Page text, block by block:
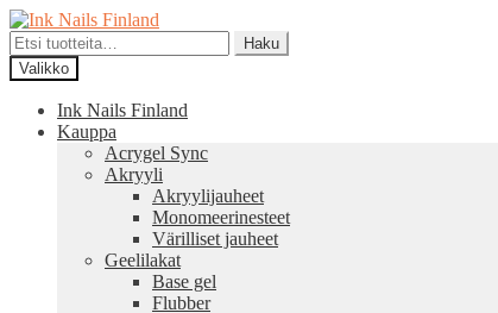
Siirry
navigointiin
Siirry
sisältöön
Etsi:
Haku
Valikko
Ink Nails Finland
Kauppa
Acrygel Sync
Akryyli
Akryylijauheet
Monomeerinesteet
Värilliset jauheet
Geelilakat
Base gel
Flubber